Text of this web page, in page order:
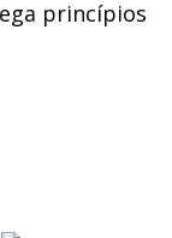
princípios